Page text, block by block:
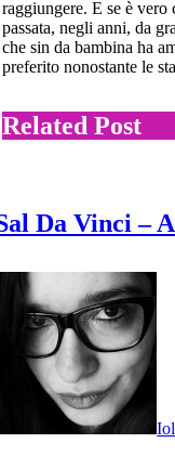
raggiungere. E se è
passata, negli anni, da
che sin da bambina ha
preferito nonostante le
Related Post
Da Vinci –